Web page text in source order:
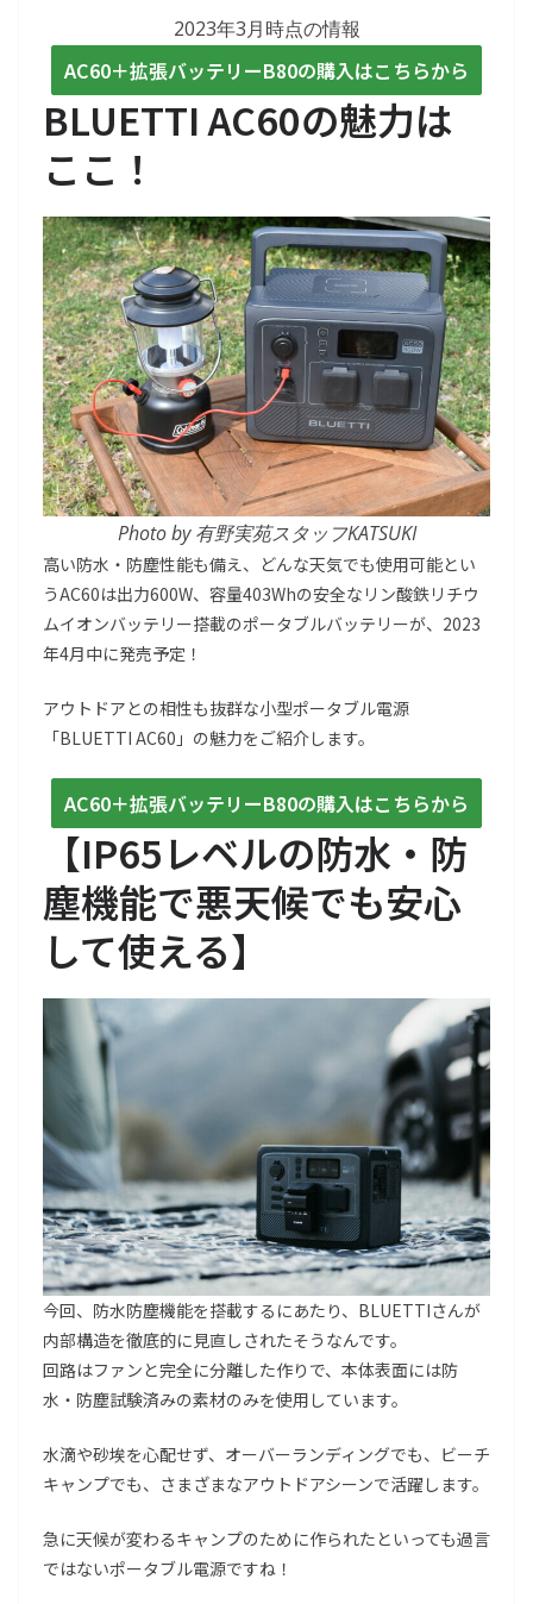
2023年3月時点の情報
AC60＋拡張バッテリーB80の購入はこちらから
BLUETTI AC60の魅力は
ここ！
Photo by 有野実苑スタッフKATSUKI
高い防水・防塵性能も備え、どんな天気でも使用可能とい
うAC60は出力600W、容量403Whの安全なリン酸鉄リチウ
ムイオンバッテリー搭載のポータブルバッテリーが、2023
年4月中に発売予定！
アウトドアとの相性も抜群な小型ポータブル電源
「BLUETTI AC60」の魅力をご紹介します。
AC60＋拡張バッテリーB80の購入はこちらから
【IP65レベルの防水・防
塵機能で悪天候でも安心
して使える】
今回、防水防塵機能を搭載するにあたり、BLUETTIさんが
内部構造を徹底的に見直しされたそうなんです。
回路はファンと完全に分離した作りで、本体表面には防
水・防塵試験済みの素材のみを使用しています。
水滴や砂埃を心配せず、オーバーランディングでも、ビーチ
キャンプでも、さまざまなアウトドアシーンで活躍します。
急に天候が変わるキャンプのために作られたといっても過言
ではないポータブル電源ですね！